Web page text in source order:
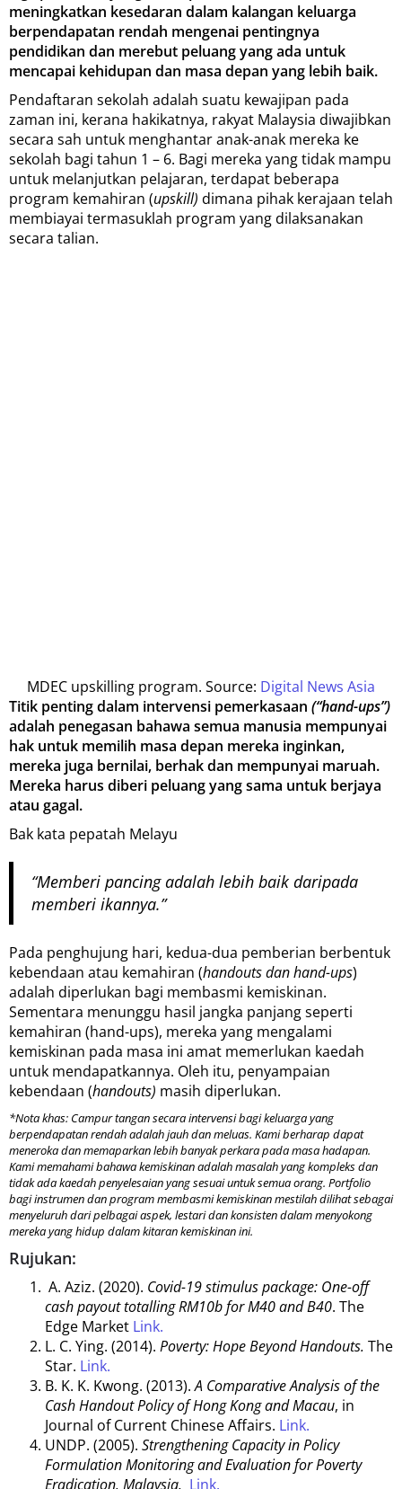
meningkatkan kesedaran dalam kalangan keluarga
berpendapatan rendah mengenai pentingnya
pendidikan dan merebut peluang yang ada untuk
mencapai kehidupan dan masa depan yang lebih baik.
Pendaftaran sekolah adalah suatu kewajipan pada
zaman ini, kerana hakikatnya, rakyat Malaysia diwajibkan
secara sah untuk menghantar anak-anak mereka ke
sekolah bagi tahun 1 – 6. Bagi mereka yang tidak mampu
untuk melanjutkan pelajaran, terdapat beberapa
program kemahiran (upskill) dimana pihak kerajaan telah
membiayai termasuklah program yang dilaksanakan
secara talian.
MDEC upskilling program. Source: Digital News Asia
Titik penting dalam intervensi pemerkasaan (“hand-ups”)
adalah penegasan bahawa semua manusia mempunyai
hak untuk memilih masa depan mereka inginkan,
mereka juga bernilai, berhak dan mempunyai maruah.
Mereka harus diberi peluang yang sama untuk berjaya
atau gagal.
Bak kata pepatah Melayu
“Memberi pancing adalah lebih baik daripada
memberi ikannya.”
Pada penghujung hari, kedua-dua pemberian berbentuk
kebendaan atau kemahiran (handouts dan hand-ups)
adalah diperlukan bagi membasmi kemiskinan.
Sementara menunggu hasil jangka panjang seperti
kemahiran (hand-ups), mereka yang mengalami
kemiskinan pada masa ini amat memerlukan kaedah
untuk mendapatkannya. Oleh itu, penyampaian
kebendaan (handouts) masih diperlukan.
*Nota khas: Campur tangan secara intervensi bagi keluarga yang
berpendapatan rendah adalah jauh dan meluas. Kami berharap dapat
meneroka dan memaparkan lebih banyak perkara pada masa hadapan.
Kami memahami bahawa kemiskinan adalah masalah yang kompleks dan
tidak ada kaedah penyelesaian yang sesuai untuk semua orang. Portfolio
bagi instrumen dan program membasmi kemiskinan mestilah dilihat sebagai
menyeluruh dari pelbagai aspek, lestari dan konsisten dalam menyokong
mereka yang hidup dalam kitaran kemiskinan ini.
Rujukan:
A. Aziz. (2020). Covid-19 stimulus package: One-off
cash payout totalling RM10b for M40 and B40. The
Edge Market Link.
L. C. Ying. (2014). Poverty: Hope Beyond Handouts. The
Star. Link.
B. K. K. Kwong. (2013).A Comparative Analysis of the
Cash Handout Policy of Hong Kong and Macau, in
Journal of Current Chinese Affairs. Link.
UNDP. (2005). Strengthening Capacity in Policy
Formulation Monitoring and Evaluation for Poverty
Eradication. Malaysia. Link.